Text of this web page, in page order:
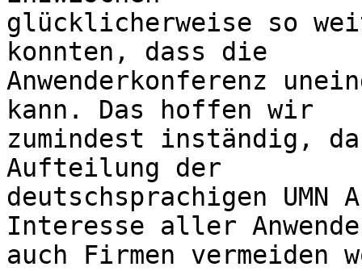
glücklicherweise so
konnten, dass die
Anwenderkonferenz
kann. Das hoffen wir
zumindest inständig,
Aufteilung der
deutschsprachigen UMN
Interesse aller
auch Firmen vermeiden